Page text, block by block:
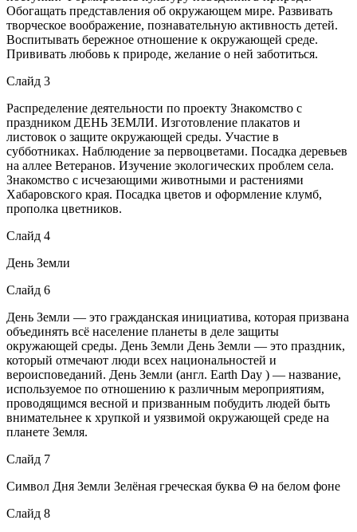
Обогащать представления об окружающем мире. Развивать
творческое воображение, познавательную активность детей.
Воспитывать бережное отношение к окружающей среде.
Прививать любовь к природе, желание о ней заботиться.
Слайд 3
Распределение деятельности по проекту Знакомство с
праздником ДЕНЬ ЗЕМЛИ. Изготовление плакатов и
листовок о защите окружающей среды. Участие в
субботниках. Наблюдение за первоцветами. Посадка деревьев
на аллее Ветеранов. Изучение экологических проблем села.
Знакомство с исчезающими животными и растениями
Хабаровского края. Посадка цветов и оформление клумб,
прополка цветников.
Слайд 4
День Земли
Слайд 6
День Земли — это гражданская инициатива, которая призвана
объединять всё население планеты в деле защиты
окружающей среды. День Земли День Земли — это праздник,
который отмечают люди всех национальностей и
вероисповеданий. День Земли (англ. Earth Day ) — название,
используемое по отношению к различным мероприятиям,
проводящимся весной и призванным побудить людей быть
внимательнее к хрупкой и уязвимой окружающей среде на
планете Земля.
Слайд 7
Символ Дня Земли Зелёная греческая буква Θ на белом фоне
Слайд 8